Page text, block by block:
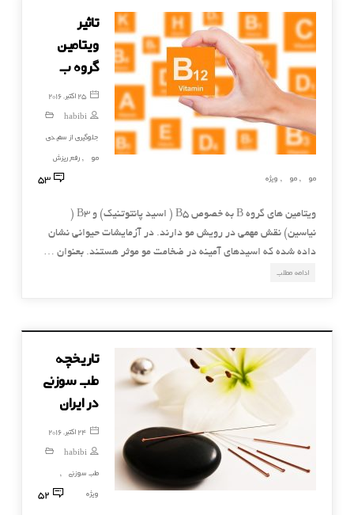
تاثیر
ویتامین
گروه ب
25 اکتبر, 2016
habibi
جلوگیری از سفیدی
مو
, رفع ریزش
مو
, مو , ویژه 53
ویتامین های گروه B به خصوص B۵ ( اسید پانتوتنیک) و B۳ (
نیاسین) نقش مهمی در رویش مو دارند. در آزمایشات حیوانی نشان
داده شده که اسیدهای آمینه در ضخامت مو موثر هستند. بعنوان …
ادامه مطلب
تاریخچه
طب سوزنی
در ایران
24 اکتبر, 2016
habibi
طب سوزنی
,
ویژه 52